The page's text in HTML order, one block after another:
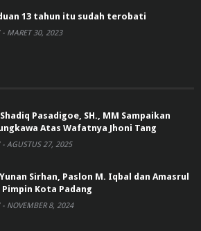
13 tahun itu sudah terobati
- MARET 30, 2023
Pasadigoe, SH., MM Sampaikan
Atas Wafatnya Jhoni Tang
- AGUSTUS 27, 2025
Sirhan, Paslon M. Iqbal dan Amasrul
Pimpin Kota Padang
- NOVEMBER 8, 2024